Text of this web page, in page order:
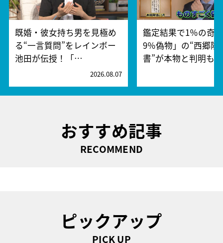
既婚・彼女持ち男を見極め
る“一言質問”をレインボー
池田が伝授！「…
2026.08.07
鑑定結果で1％の奇
9％偽物」の“西郷隆
書”が本物と判明も…
おすすめ記事
RECOMMEND
ピックアップ
PICK UP